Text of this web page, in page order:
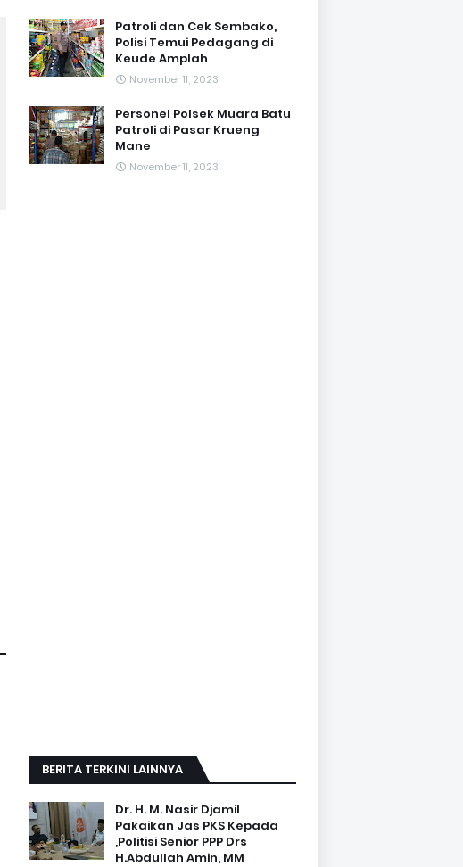
Patroli dan Cek Sembako,
Polisi Temui Pedagang di
Keude Amplah
November 11, 2023
Personel Polsek Muara Batu
Patroli di Pasar Krueng
Mane
November 11, 2023
BERITA TERKINI LAINNYA
Dr. H. M. Nasir Djamil
Pakaikan Jas PKS Kepada
,Politisi Senior PPP Drs
H.Abdullah Amin, MM